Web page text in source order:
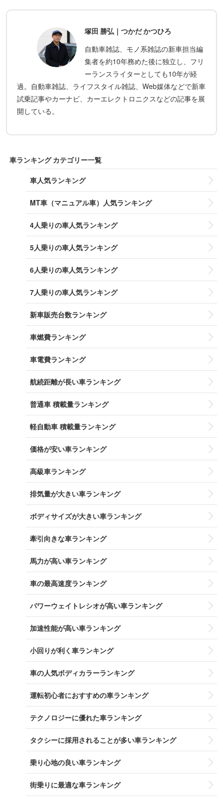
塚田 勝弘｜つかだ かつひろ
自動車雑誌、モノ系雑誌の新車担当編
集者を約10年務めた後に独立し、フリ
ーランスライターとしても10年が経
過。自動車雑誌、ライフスタイル雑誌、Web媒体などで新車
試乗記事やカーナビ、カーエレクトロニクスなどの記事を展
開している。
車ランキング カテゴリー一覧
車人気ランキング
MT車（マニュアル車）人気ランキング
4人乗りの車人気ランキング
5人乗りの車人気ランキング
6人乗りの車人気ランキング
7人乗りの車人気ランキング
新車販売台数ランキング
車燃費ランキング
車電費ランキング
航続距離が長い車ランキング
普通車 積載量ランキング
軽自動車 積載量ランキング
価格が安い車ランキング
高級車ランキング
排気量が大きい車ランキング
ボディサイズが大きい車ランキング
牽引向きな車ランキング
馬力が高い車ランキング
車の最高速度ランキング
パワーウェイトレシオが高い車ランキング
加速性能が高い車ランキング
小回りが利く車ランキング
車の人気ボディカラーランキング
運転初心者におすすめの車ランキング
テクノロジーに優れた車ランキング
タクシーに採用されることが多い車ランキング
乗り心地の良い車ランキング
街乗りに最適な車ランキング